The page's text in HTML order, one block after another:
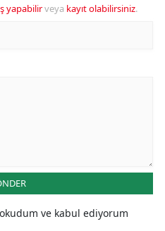
yapabilirveya kayıt olabilirsiniz.
okudum ve kabul ediyorum